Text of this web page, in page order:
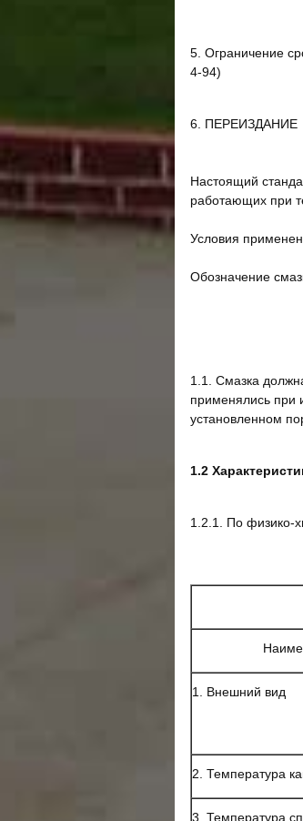
5. Ограничение
4-94)
6. ПЕРЕИЗДАНИЕ
Настоящий
работающих при
Условия
Обозначение
1.1. Смазка
применялись при
установленном
1.2
1.2.1. По физико-
1. Внешний вид
2. Температура
3. Температура